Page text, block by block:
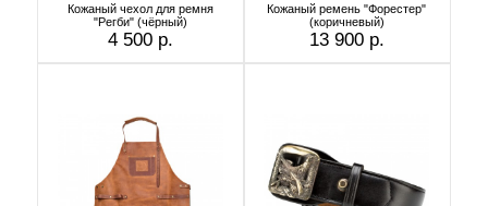
Кожаный чехол для ремня
"Регби" (чёрный)
4 500 р.
Кожаный ремень "Форестер"
(коричневый)
13 900 р.